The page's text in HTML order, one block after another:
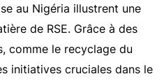
au Nigéria illustrent une
de RSE. Grâce à des
comme le recyclage du
initiatives cruciales dans le